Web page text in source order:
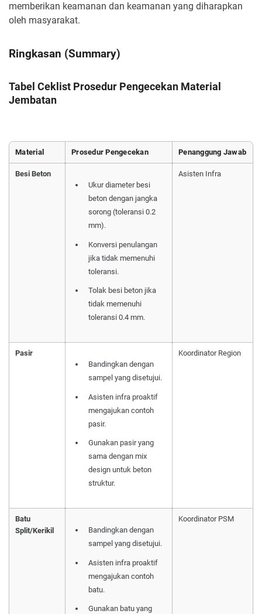
memberikan keamanan dan keamanan yang diharapkan
oleh masyarakat.
Ringkasan (Summary)
Tabel Ceklist Prosedur Pengecekan Material
Jembatan
Material Prosedur Pengecekan Penanggung Jawab
Besi Beton
Ukur diameter besi
beton dengan jangka
sorong (toleransi 0.2
mm).
Konversi penulangan
jika tidak memenuhi
toleransi.
Tolak besi beton jika
tidak memenuhi
toleransi 0.4 mm.
Asisten Infra
Pasir
Bandingkan dengan
sampel yang disetujui.
Asisten infra proaktif
mengajukan contoh
pasir.
Gunakan pasir yang
sama dengan mix
design untuk beton
struktur.
Koordinator Region
Batu
Split/Kerikil
Bandingkan dengan
sampel yang disetujui.
Asisten infra proaktif
mengajukan contoh
batu.
Gunakan batu yang
Koordinator PSM